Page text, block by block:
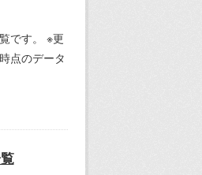
です。 ※更
点のデータ